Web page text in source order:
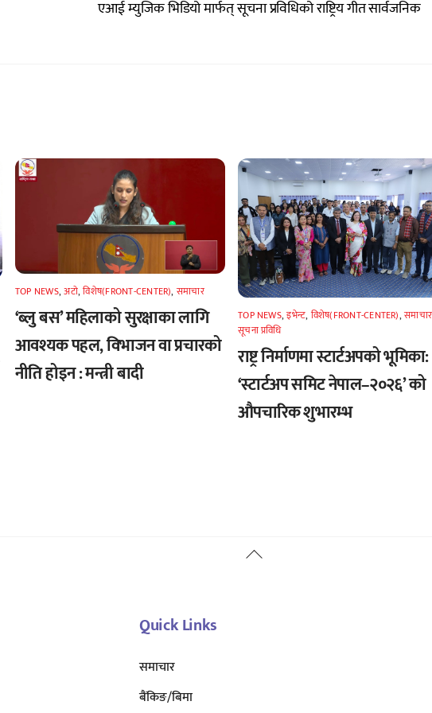
एआई म्युजिक भिडियो मार्फत् सूचना प्रविधिको राष्ट्रिय गीत सार्वजनिक
TOP NEWS,अटाे,विशेष(FRONT-CENTER), समाचार
‘ब्लु बस’ महिलाको सुरक्षाका लागि
आवश्यक पहल, विभाजन वा प्रचारको
नीति होइन : मन्त्री बादी
TOP NEWS,इभेन्ट, विशेष(FRONT-CENTER),समाचार
सूचना प्रविधि
राष्ट्र निर्माणमा स्टार्टअपको भूमिका:
‘स्टार्टअप समिट नेपाल–२०२६’ को
औपचारिक शुभारम्भ
Back
Quick Links
समाचार
बैंकिङ/बिमा